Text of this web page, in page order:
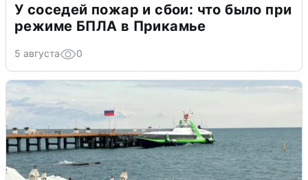
У соседей пожар и сбои: что было при
режиме БПЛА в Прикамье
5 августа 0